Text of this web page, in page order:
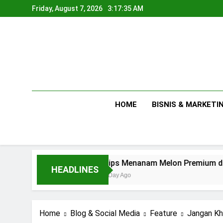
to
Friday, August 7, 2026 3:17:36 AM
HOME BISNIS &
HEADLINES
Tips Menanam Melon Premium di Polibag Skala
Home Blog & Social Media Feature Jangan